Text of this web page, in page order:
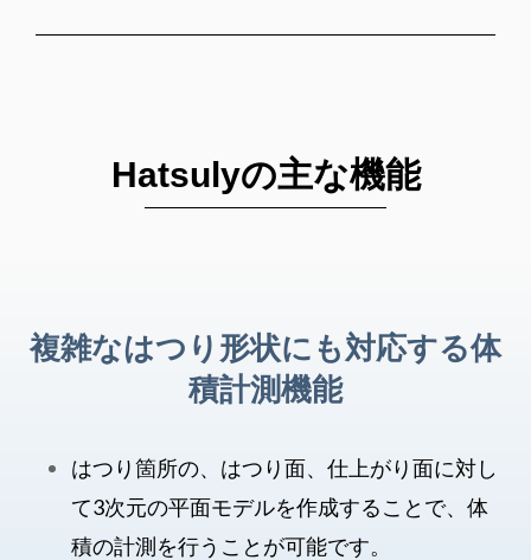
Hatsulyの主な機能
複雑なはつり形状にも対応する体
積計測機能
はつり箇所の、はつり面、仕上がり面に対し
て3次元の平面モデルを作成することで、体
積の計測を行うことが可能です。